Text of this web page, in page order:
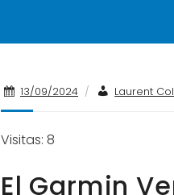
13/09/2024 / Laurent
Visitas: 8
El Garmin